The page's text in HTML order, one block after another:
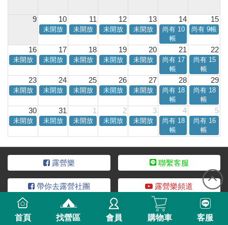
未開放 未開放 未開放 未開放
尚有 10
帳
尚有 9帳
未開放 未開放 未開放 未開放 未開放
尚有 17
帳
尚有 15
帳
未開放 未開放 未開放 未開放 未開放
尚有 18
帳
尚有 18
帳
未開放 未開放 未開放 未開放 未開放
尚有 18
帳
尚有 16
帳
9 10 11 12 13 14 15
16 17 18 19 20 21 22
23 24 25 26 27 28 29
30 31 1 2 3 4 5
露營樂 聯繫客服
帶你去露營社團 露營樂頻道
服務條款 隱私說明 加入合作 營區稅籍登記
首頁 找營區 會員 購物車 客服